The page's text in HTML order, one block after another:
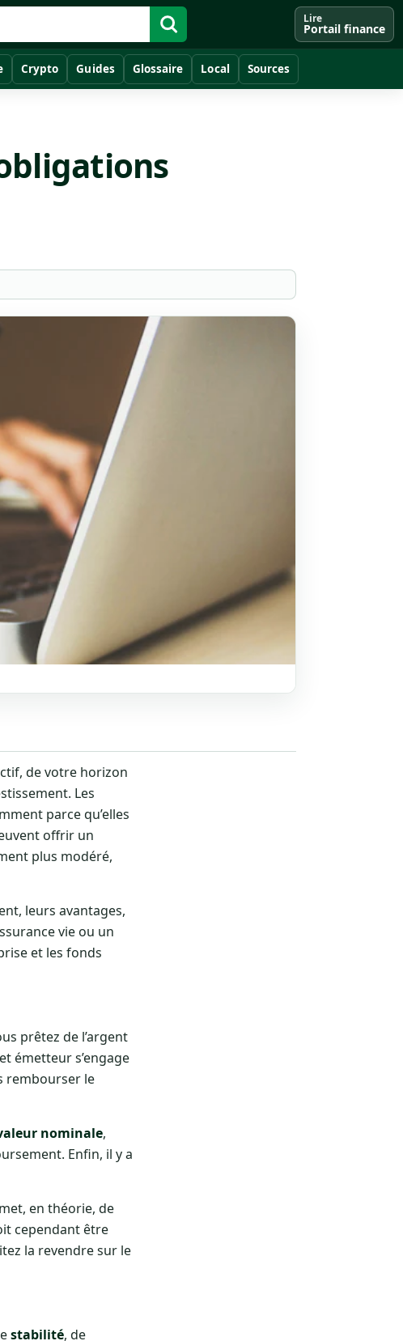
Lire
Portail finance
Crypto Guides Glossaire Local Sources
de votre horizon
Les
parce qu’elles
offrir un
plus modéré,
leurs avantages,
vie ou un
et les fonds
prêtez de l’argent
émetteur s’engage
rembourser le
nominale,
Enfin, il y a
en théorie, de
cependant être
la revendre sur le
stabilité, de